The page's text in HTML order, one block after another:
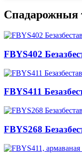
Спадарожныя
FBYS402
FBYS411
FBYS268